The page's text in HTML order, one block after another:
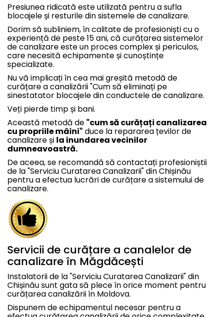
Presiunea ridicată este utilizată pentru a sufla
blocajele și resturile din sistemele de canalizare.
Dorim să subliniem, în calitate de profesioniști cu o
experiență de peste 15 ani, că curățarea sistemelor
de canalizare este un proces complex și periculos,
care necesită echipamente și cunoștințe
specializate.
Nu vă implicați în cea mai greșită metodă de
curățare a canalizării "Cum să eliminați pe
sinestatator blocajele din conductele de canalizare.
Veți pierde timp și bani.
Această metodă de "cum să curățați canalizarea
cu propriile mâini" duce la repararea țevilor de
canalizare și la inundarea vecinilor
dumneavoastră.
De aceea, se recomandă să contactați profesioniștii
de la "Serviciu Curatarea Canalizarii" din Chișinău
pentru a efectua lucrări de curățare a sistemului de
canalizare.
Servicii de curățare a canalelor de
canalizare în Măgdăcești
Instalatorii de la "Serviciu Curatarea Canalizarii" din
Chișinău sunt gata să plece în orice moment pentru
curățarea canalizării în Moldova.
Dispunem de echipamentul necesar pentru a